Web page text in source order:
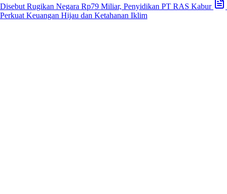
Disebut Rugikan Negara Rp79 Miliar, Penyidikan PT RAS Kabur
Perkuat Keuangan Hijau dan Ketahanan Iklim